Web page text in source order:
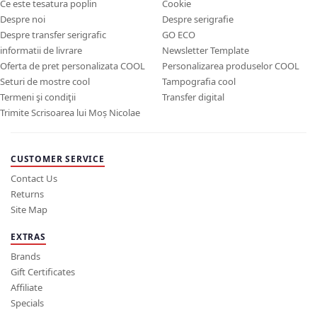
Ce este tesatura poplin
Cookie
Despre noi
Despre serigrafie
Despre transfer serigrafic
GO ECO
informatii de livrare
Newsletter Template
Oferta de pret personalizata COOL
Personalizarea produselor COOL
Seturi de mostre cool
Tampografia cool
Termeni şi condiţii
Transfer digital
Trimite Scrisoarea lui Moș Nicolae
CUSTOMER SERVICE
Contact Us
Returns
Site Map
EXTRAS
Brands
Gift Certificates
Affiliate
Specials